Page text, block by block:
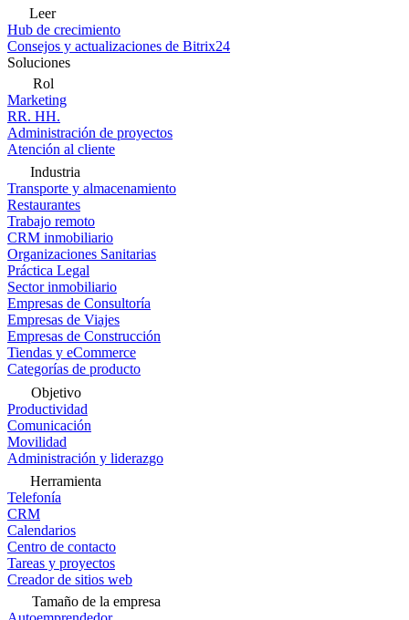
Leer
Hub de crecimiento
Consejos y actualizaciones de Bitrix24
Soluciones
Rol
Marketing
RR. HH.
Administración de proyectos
Atención al cliente
Industria
Transporte y almacenamiento
Restaurantes
Trabajo remoto
CRM inmobiliario
Organizaciones Sanitarias
Práctica Legal
Sector inmobiliario
Empresas de Consultoría
Empresas de Viajes
Empresas de Construcción
Tiendas y eCommerce
Categorías de producto
Objetivo
Productividad
Comunicación
Movilidad
Administración y liderazgo
Herramienta
Telefonía
CRM
Calendarios
Centro de contacto
Tareas y proyectos
Creador de sitios web
Tamaño de la empresa